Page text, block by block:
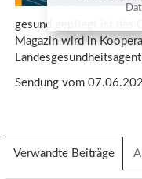
gesund.gepflegt ist das
Magazin wird in
Sendung vom
Verwandte Beiträge